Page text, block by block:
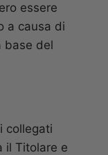
essere
a causa di
base del
collegati
il Titolare e